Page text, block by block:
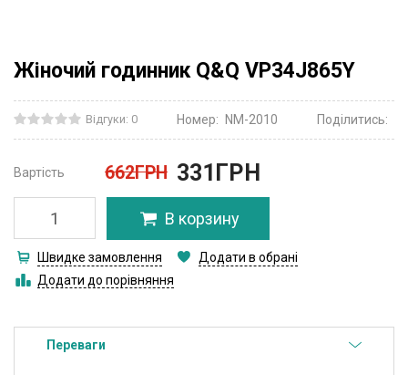
Жіночий годинник Q&Q VP34J865Y
Відгуки: 0 Номер: NM-2010 Поділитись:
Вартість 662ГРН 331 ГРН
В корзину
Швидке замовлення
Додати в обрані
Додати до порівняння
Переваги